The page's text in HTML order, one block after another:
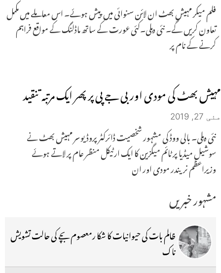
فلم میکر مہیش بھٹ ان لائن سنوائی میں پیش ہوئے۔ اس معاملے میں مکمل
تعاون کریں گے۔ نئی دہلی۔کئی عورت کے ساتھ ماڈلنگ کے مواقع فراہم
کرنے کے نام پر
مہیش بھٹ کی مودی اور بی جے پی پر پھر ایک مرتبہ تنقید
مئی 27, 2019
نئی دہلی۔ بالی ووڈ کی مشہور شخصیت ڈائرکٹر پروڈیوسر مہیش بھٹ نے
سوشیل میڈیا پر ٹائم میگزین کا ایک ارٹیکل منظر عام پر لاتے ہوئے
وزیراعظم نریندر مودی اور ان
مشہور خبریں
ظالم بات کی حیوانیات کا شکا رمعصوم بچے کی حالت تشویش
ناک